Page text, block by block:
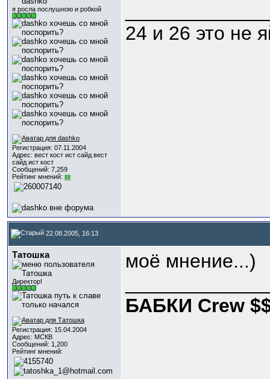
я росла послушною и робкой
Регистрация: 07.11.2004
Адрес: вест кост ист сайд вест
сайд ист кост
Сообщений: 7,259
Рейтинг мнений: 88
24 и 26 это не
22.08.2005, 16:13
Татошка
Директор!
Регистрация: 15.04.2004
Адрес: МСКВ
Сообщений: 1,200
Рейтинг мнений:
моё мнение...)
БАБКИ Crew